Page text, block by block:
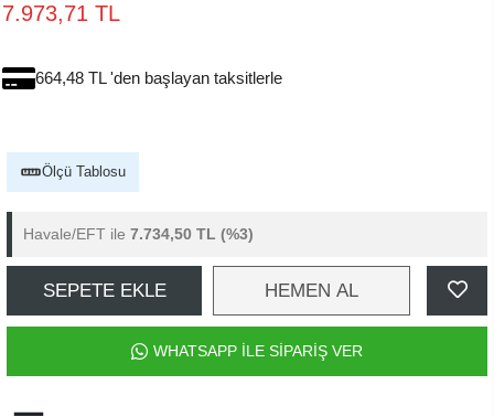
7.973,71 TL
664,48 TL 'den başlayan taksitlerle
Ölçü Tablosu
Havale/EFT ile 7.734,50 TL (%3)
SEPETE EKLE HEMEN AL
WHATSAPP İLE SİPARİŞ VER